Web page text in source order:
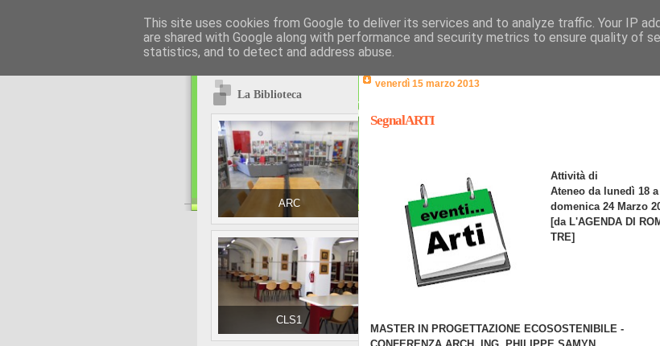
La Biblioteca
ARC
CLS1
venerdì 15 marzo 2013
SegnalARTI
Attività di
Ateneo da lunedì 18 a
domenica 24 Marzo
[daL'AGENDA DI
TRE]
MASTER IN PROGETTAZIONE ECOSOSTENIBILE -
This site uses cookies from Google to deliver its services and to analyze traffic. Your IP
are shared with Google along with performance and security metrics to ensure quality of
statistics, and to detect and address abuse.